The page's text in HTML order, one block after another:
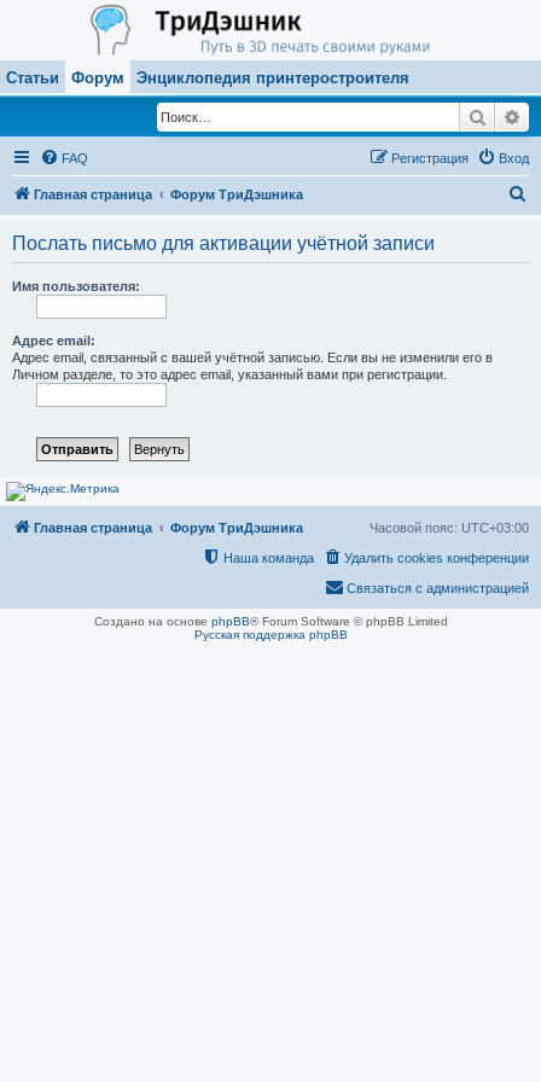
Статьи Форум Энциклопедия принтеростроителя
Поиск
FAQ Вход
Регистрация
Главная страница Форум ТриДэшника
Послать письмо для активации учётной записи
Имя пользователя:
Адрес email:
Адрес email, связанный с вашей учётной записью. Если вы не изменили его в
Личном разделе, то это адрес email, указанный вами при регистрации.
Главная страница Форум ТриДэшника Часовой пояс: UTC+03:00
Удалить cookies конференции
Наша команда
Связаться с администрацией
Создано на основе phpBB® Forum Software © phpBB Limited
Русская поддержка phpBB